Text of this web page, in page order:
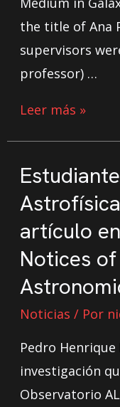
the title of Ana
supervisors
professor) …
Leer más »
artículo
Notices
Noticias / Por
Pedro
investigación
Observatorio